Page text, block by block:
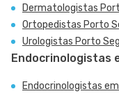
Dermatologistas
Ortopedistas Porto
Urologistas Porto
Endocrinologistas
Endocrinologistas